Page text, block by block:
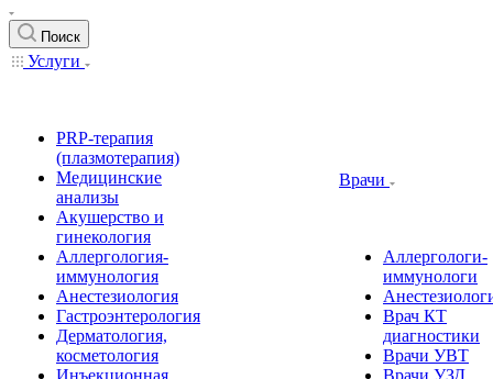
Поиск
Услуги
PRP-терапия
(плазмотерапия)
Медицинские
анализы
Акушерство и
гинекология
Аллергология-
иммунология
Анестезиология
Гастроэнтерология
Дерматология,
косметология
Инъекционная
Врачи
Аллергологи-
иммунологи
Врач КТ
диагностики
Врачи УВТ
Врачи УЗД